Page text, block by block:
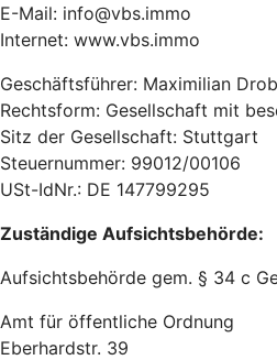
E-Mail: info@vbs.immo
Internet: www.vbs.immo
Geschäftsführer: Maximilian
Rechtsform: Gesellschaft mit
Sitz der Gesellschaft: Stuttgart
Steuernummer: 99012/00106
USt-IdNr.: DE 147799295
Zuständige Aufsichtsbehörde:
Aufsichtsbehörde gem. § 34 c
Amt für öffentliche Ordnung
Eberhardstr. 39